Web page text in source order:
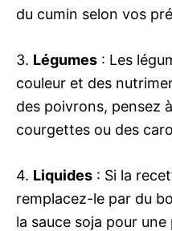
du cumin selon vos
3. Légumes : Les
couleur et des
des poivrons, pensez
courgettes ou des
4. Liquides : Si la
remplacez-le par du
la sauce soja pour